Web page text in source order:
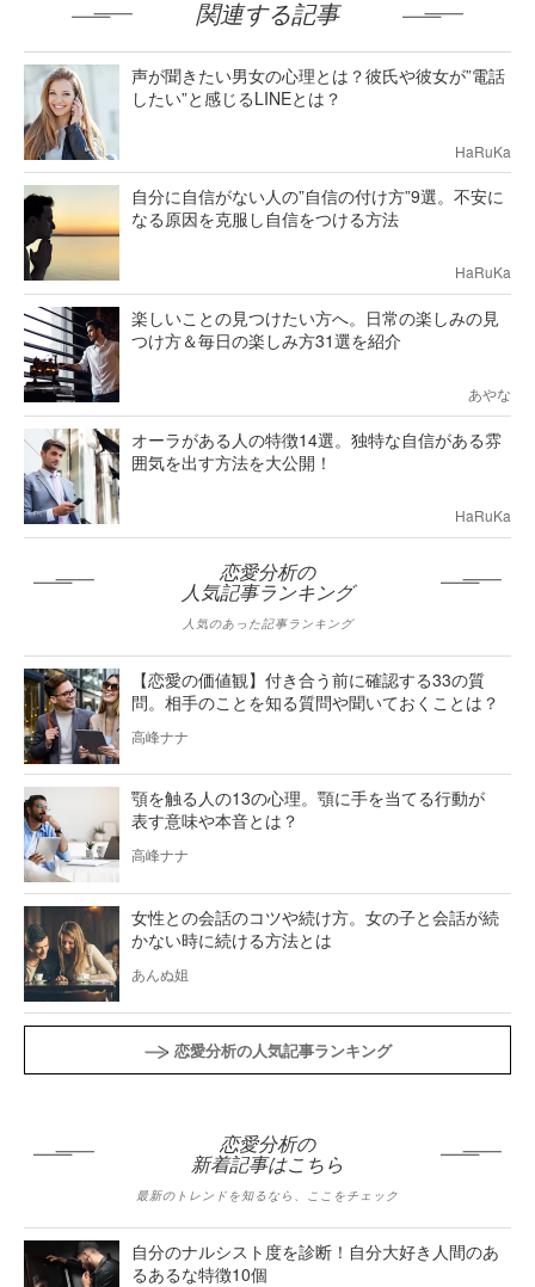
関連する記事
声が聞きたい男女の心理とは？彼氏や彼女が”電話
したい”と感じるLINEとは？
HaRuKa
自分に自信がない人の”自信の付け方”9選。不安に
なる原因を克服し自信をつける方法
HaRuKa
楽しいことの見つけたい方へ。日常の楽しみの見
つけ方＆毎日の楽しみ方31選を紹介
あやな
オーラがある人の特徴14選。独特な自信がある雰
囲気を出す方法を大公開！
HaRuKa
恋愛分析の
人気記事ランキング
人気のあった記事ランキング
【恋愛の価値観】付き合う前に確認する33の質
問。相手のことを知る質問や聞いておくことは？
高峰ナナ
顎を触る人の13の心理。顎に手を当てる行動が
表す意味や本音とは？
高峰ナナ
女性との会話のコツや続け方。女の子と会話が続
かない時に続ける方法とは
あんぬ姐
恋愛分析の人気記事ランキング
恋愛分析の
新着記事はこちら
最新のトレンドを知るなら、ここをチェック
自分のナルシスト度を診断！自分大好き人間のあ
るあるな特徴10個